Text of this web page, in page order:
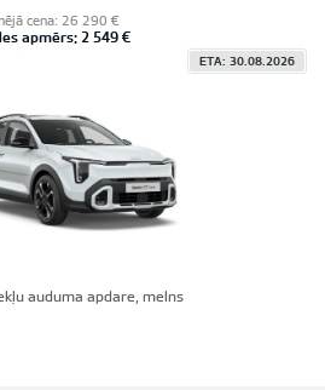
cena: 26 290 €
apmērs: 2 549 €
ETA: 30.08.2026
auduma apdare, melns